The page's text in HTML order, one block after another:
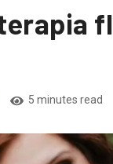
5 minutes read